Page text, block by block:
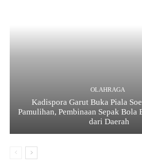
OLAHRAGA
Kadispora Garut Buka Piala
Pamulihan, Pembinaan Sepak Bola
dari Daerah